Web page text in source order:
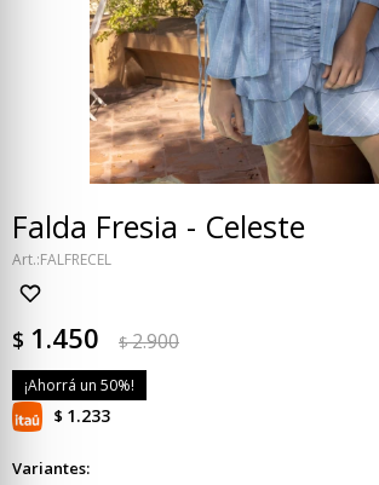
Falda Fresia - Celeste
FALFRECEL
$ 1.450 $2.900
50
$ 1.233
Variantes: